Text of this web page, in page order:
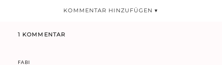
1 KOMMENTAR
FABI